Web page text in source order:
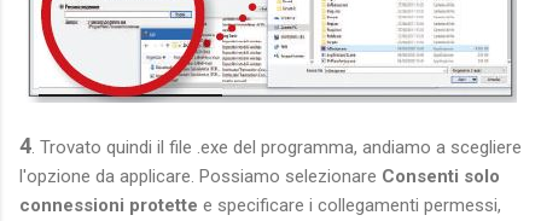
4. Trovato quindi il file .exe del programma, andiamo a scegliere
l'opzione da applicare. Possiamo selezionare Consenti solo
connessioni protette e specificare i collegamenti permessi,